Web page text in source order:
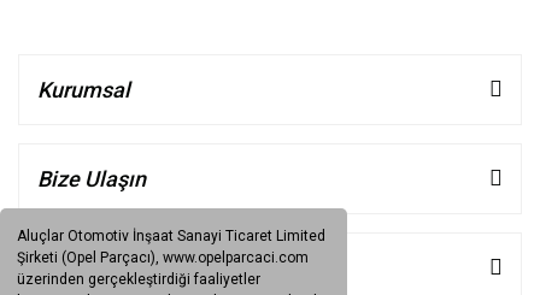
Aluçlar Otomotiv İnşaat Sanayi Ticaret Limited
Şirketi (Opel Parçacı), www.opelparcaci.com
üzerinden gerçekleştirdiği faaliyetler
Kurumsal
Bize Ulaşın
Müşteri Hizmetleri